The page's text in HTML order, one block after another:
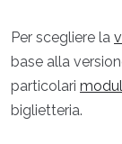
Per scegliere la
base alla
particolari
biglietteria.